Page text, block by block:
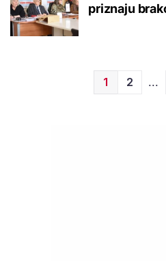
priznaju
1 2 ...